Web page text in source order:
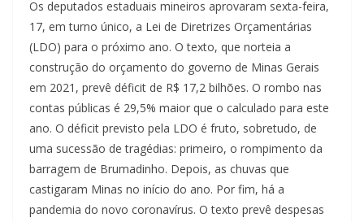
Os deputados estaduais mineiros aprovaram sexta-feira,
17, em turno único, a Lei de Diretrizes Orçamentárias
(LDO) para o próximo ano. O texto, que norteia a
construção do orçamento do governo de Minas Gerais
em 2021, prevê déficit de R$ 17,2 bilhões. O rombo nas
contas públicas é 29,5% maior que o calculado para este
ano. O déficit previsto pela LDO é fruto, sobretudo, de
uma sucessão de tragédias: primeiro, o rompimento da
barragem de Brumadinho. Depois, as chuvas que
castigaram Minas no início do ano. Por fim, há a
pandemia do novo coronavírus. O texto prevê despesas